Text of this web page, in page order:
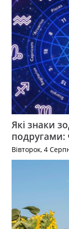
Які знаки
подругами:
Вівторок, 4